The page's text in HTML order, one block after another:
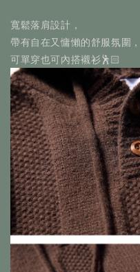
寬鬆落肩設計，
帶有自在又慵懶的舒服氛圍，
可單穿也可內搭襯衫🕺🏻